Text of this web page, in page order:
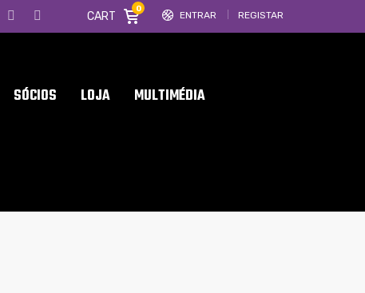
ENTRAR REGISTAR
CART
0
SÓCIOS LOJA MULTIMÉDIA